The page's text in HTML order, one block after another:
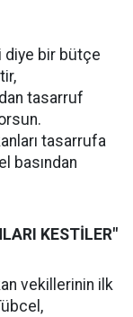
diye bir bütçe
tasarruf
tasarrufa
basından
KESTİLER"
vekillerinin ilk